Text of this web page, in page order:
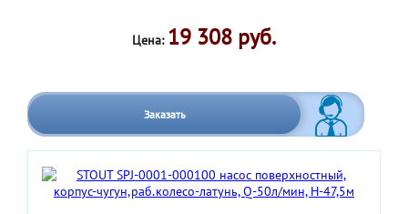
Цена: 19 308 руб.
Заказать